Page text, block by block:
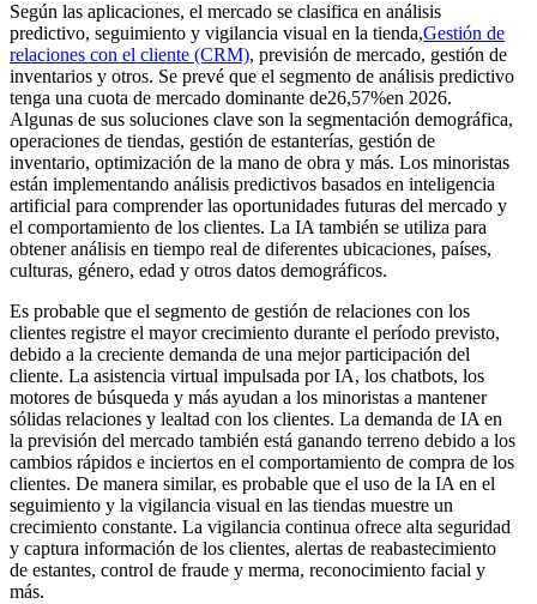
Según las aplicaciones, el mercado se clasifica en análisis
predictivo, seguimiento y vigilancia visual en la tienda,Gestión de
relaciones con el cliente (CRM), previsión de mercado, gestión de
inventarios y otros. Se prevé que el segmento de análisis predictivo
tenga una cuota de mercado dominante de26,57%en 2026.
Algunas de sus soluciones clave son la segmentación demográfica,
operaciones de tiendas, gestión de estanterías, gestión de
inventario, optimización de la mano de obra y más. Los minoristas
están implementando análisis predictivos basados ​​en inteligencia
artificial para comprender las oportunidades futuras del mercado y
el comportamiento de los clientes. La IA también se utiliza para
obtener análisis en tiempo real de diferentes ubicaciones, países,
culturas, género, edad y otros datos demográficos.
Es probable que el segmento de gestión de relaciones con los
clientes registre el mayor crecimiento durante el período previsto,
debido a la creciente demanda de una mejor participación del
cliente. La asistencia virtual impulsada por IA, los chatbots, los
motores de búsqueda y más ayudan a los minoristas a mantener
sólidas relaciones y lealtad con los clientes. La demanda de IA en
la previsión del mercado también está ganando terreno debido a los
cambios rápidos e inciertos en el comportamiento de compra de los
clientes. De manera similar, es probable que el uso de la IA en el
seguimiento y la vigilancia visual en las tiendas muestre un
crecimiento constante. La vigilancia continua ofrece alta seguridad
y captura información de los clientes, alertas de reabastecimiento
de estantes, control de fraude y merma, reconocimiento facial y
más.